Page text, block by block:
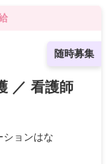
随時募集
／ 看護師
ョンはな